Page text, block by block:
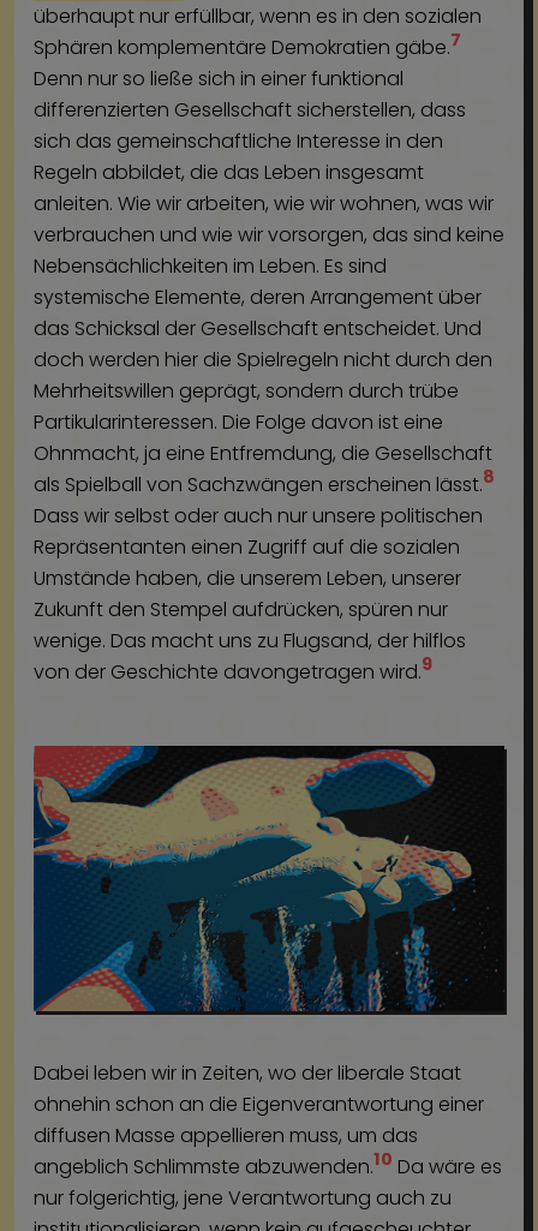
überhaupt nur erfüllbar, wenn es in den sozialen
Sphären komplementäre Demokratien gäbe.7
Denn nur so ließe sich in einer funktional
differenzierten Gesellschaft sicherstellen, dass
sich das gemeinschaftliche Interesse in den
Regeln abbildet, die das Leben insgesamt
anleiten. Wie wir arbeiten, wie wir wohnen, was wir
verbrauchen und wie wir vorsorgen, das sind keine
Nebensächlichkeiten im Leben. Es sind
systemische Elemente, deren Arrangement über
das Schicksal der Gesellschaft entscheidet. Und
doch werden hier die Spielregeln nicht durch den
Mehrheitswillen geprägt, sondern durch trübe
Partikularinteressen. Die Folge davon ist eine
Ohnmacht, ja eine Entfremdung, die Gesellschaft
als Spielball von Sachzwängen erscheinen lässt.8
Dass wir selbst oder auch nur unsere politischen
Repräsentanten einen Zugriff auf die sozialen
Umstände haben, die unserem Leben, unserer
Zukunft den Stempel aufdrücken, spüren nur
wenige. Das macht uns zu Flugsand, der hilflos
von der Geschichte davongetragen wird.9
Dabei leben wir in Zeiten, wo der liberale Staat
ohnehin schon an die Eigenverantwortung einer
diffusen Masse appellieren muss, um das
angeblich Schlimmste abzuwenden.10 Da wäre es
nur folgerichtig, jene Verantwortung auch zu